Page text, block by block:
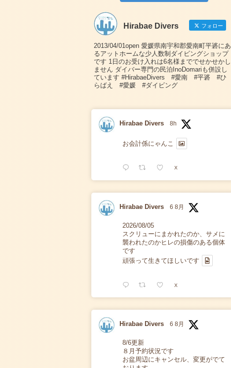
Hirabae Divers フォロー
2013/04/01open 愛媛県南宇和郡愛南町平碆にあ
るアットホームな少人数制ダイビングショップ
です 1日のお受け入れは6名様まででせかせかし
ません ダイバー専門の民泊InoDomariも併設し
ています #HirabaeDivers #愛南 #平碆 #ひ
らばえ #愛媛 #ダイビング
Hirabae Divers 8h
お会計係にゃんこ
X
Hirabae Divers 6 8月
2026/08/05
スクリューにまかれたのか、サメに
襲われたのかヒレの損傷のある個体
です
頑張って生きてほしいです
X
Hirabae Divers 6 8月
8/6更新
８月予約状況です
お盆周辺にキャンセル、変更がでて